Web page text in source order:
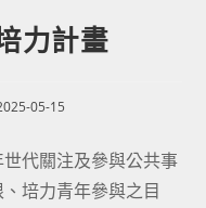
力計畫
05-15
代關注及參與公共事
培力青年參與之目